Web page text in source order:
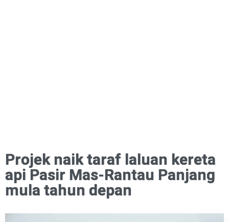
Projek naik taraf laluan kereta
api Pasir Mas-Rantau Panjang
mula tahun depan